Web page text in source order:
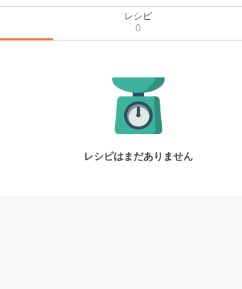
レシピ
0
レシピはまだありません